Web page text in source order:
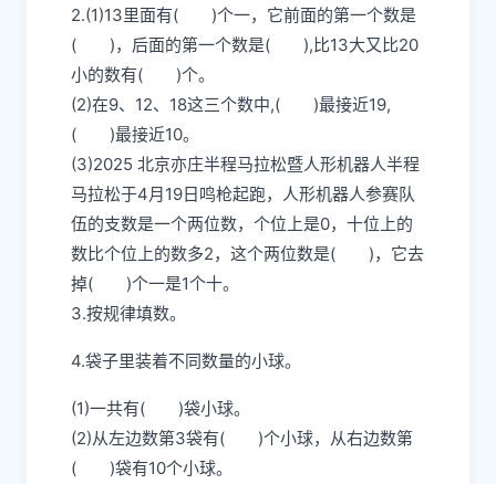
2.(1)13里面有( )个一，它前面的第一个数是
( )，后面的第一个数是( ),比13大又比20
小的数有( )个。
(2)在9、12、18这三个数中,( )最接近19,
( )最接近10。
(3)2025 北京亦庄半程马拉松暨人形机器人半程
马拉松于4月19日鸣枪起跑，人形机器人参赛队
伍的支数是一个两位数，个位上是0，十位上的
数比个位上的数多2，这个两位数是( )，它去
掉( )个一是1个十。
3.按规律填数。
4.袋子里装着不同数量的小球。
(1)一共有( )袋小球。
(2)从左边数第3袋有( )个小球，从右边数第
( )袋有10个小球。